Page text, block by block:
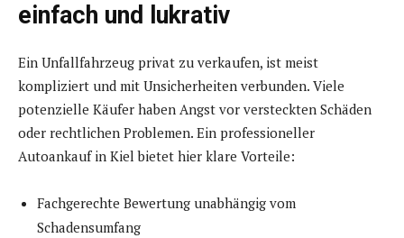
einfach und lukrativ
Ein Unfallfahrzeug privat zu verkaufen, ist meist
kompliziert und mit Unsicherheiten verbunden. Viele
potenzielle Käufer haben Angst vor versteckten Schäden
oder rechtlichen Problemen. Ein professioneller
Autoankauf in Kiel bietet hier klare Vorteile:
Fachgerechte Bewertung unabhängig vom
Schadensumfang